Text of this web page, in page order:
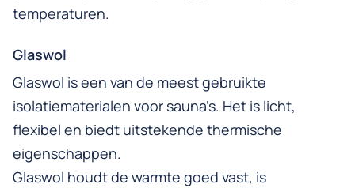
temperaturen.
Glaswol
Glaswol is een van de meest gebruikte
isolatiematerialen voor sauna’s. Het is licht,
flexibel en biedt uitstekende thermische
eigenschappen.
Glaswol houdt de warmte goed vast, is